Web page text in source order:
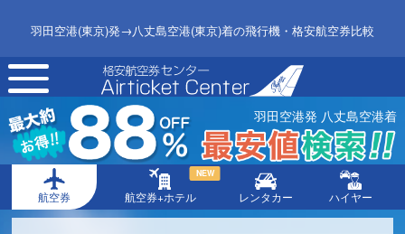
羽田空港(東京)発→八丈島空港(東京)着の飛行機・格安航空券比較
toggle
navigation
羽田空港発 八丈島空港着
航空券 航空券+ホテル
NEW
レンタカー ハイヤー